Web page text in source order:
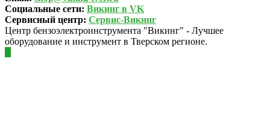
Социальные сети: Викинг в VK
Сервисный центр: Сервис-Викинг
Центр бензоэлектроинструмента "Викинг" - Лучшее
оборудование и инструмент в Тверском регионе.